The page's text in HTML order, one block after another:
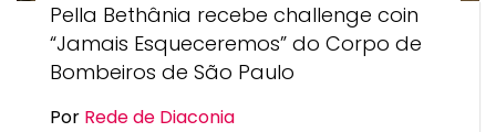
Pella Bethânia recebe challenge coin
“Jamais Esqueceremos” do Corpo de
Bombeiros de São Paulo
Por Rede de Diaconia